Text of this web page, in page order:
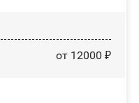
от 12000 ₽